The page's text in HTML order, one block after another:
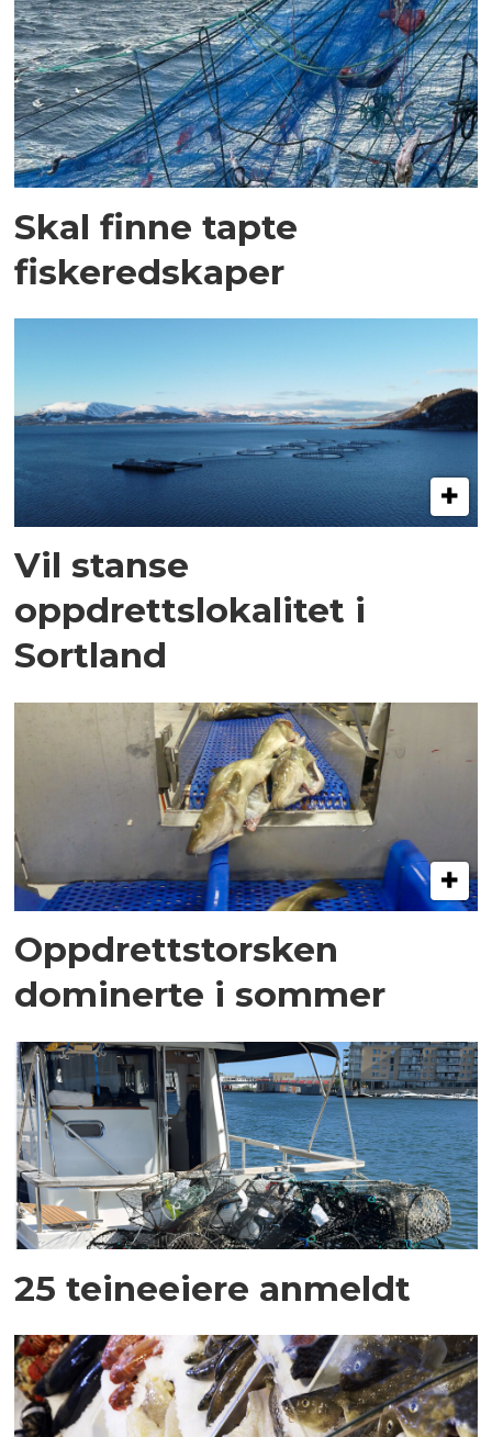
Skal finne tapte
fiskeredskaper
Vil stanse
oppdrettslokalitet i
Sortland
Oppdrettstorsken
dominerte i sommer
25 teineeiere anmeldt